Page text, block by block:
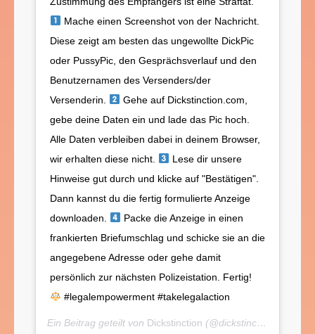
Mache einen Screenshot von der Nachricht.
Diese zeigt am besten das ungewollte DickPic
oder PussyPic, den Gesprächsverlauf und den
Benutzernamen des Versenders/der
Versenderin.
Gehe auf Dickstinction.com,
gebe deine Daten ein und lade das Pic hoch.
Alle Daten verbleiben dabei in deinem Browser,
wir erhalten diese nicht.
Lese dir unsere
Hinweise gut durch und klicke auf "Bestätigen".
Dann kannst du die fertig formulierte Anzeige
downloaden.
Packe die Anzeige in einen
frankierten Briefumschlag und schicke sie an die
angegebene Adresse oder gehe damit
persönlich zur nächsten Polizeistation. Fertig!
#legalempowerment #takelegalaction
Ein Beitrag geteilt von Dickstinction (@dickstinction_) am